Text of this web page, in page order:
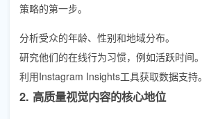
策略的第一步。
分析受众的年龄、性别和地域分布。
研究他们的在线行为习惯，例如活跃时间。
利用Instagram Insights工具获取数据支持。
2. 高质量视觉内容的核心地位